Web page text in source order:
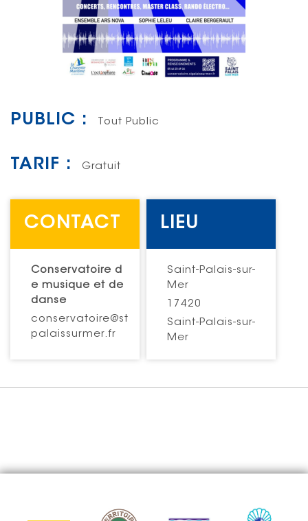
PUBLIC : Tout Public
TARIF : Gratuit
CONTACT
Conservatoire d
e musique et de
danse
conservatoire@st
palaissurmer.fr
LIEU
Saint-Palais-sur-
Mer
17420
Saint-Palais-sur-
Mer